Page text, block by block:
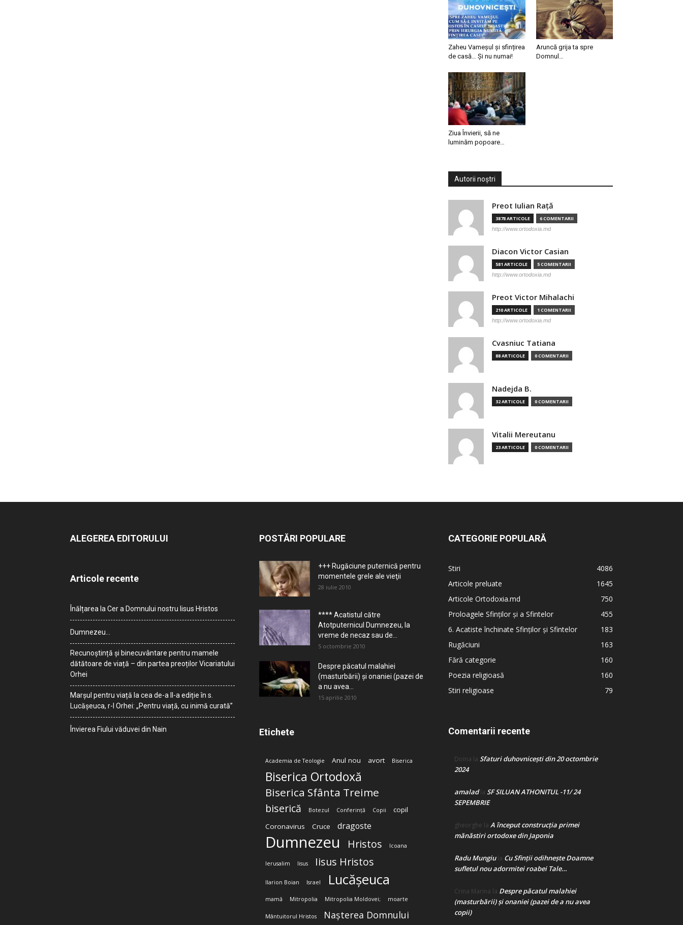
Zaheu Vameșul și sfințirea
de casă… Și nu numai!
Aruncă grija ta spre
Domnul…
Ziua Învierii, să ne
luminăm popoare…
Autorii noștri
Preot Iulian Raţă
3878 ARTICOLE 6 COMENTARII
http://www.ortodoxia.md
Diacon Victor Casian
581 ARTICOLE 5 COMENTARII
http://www.ortodoxia.md
Preot Victor Mihalachi
210 ARTICOLE 1 COMENTARII
http://www.ortodoxia.md
Cvasniuc Tatiana
88 ARTICOLE 0 COMENTARII
Nadejda B.
32 ARTICOLE 0 COMENTARII
Vitalii Mereutanu
23 ARTICOLE 0 COMENTARII
ALEGEREA EDITORULUI
Articole recente
Înălțarea la Cer a Domnului nostru Iisus Hristos
Dumnezeu…
Recunoștință și binecuvântare pentru mamele
dătătoare de viață – din partea preoților Vicariatului
Orhei
Marșul pentru viață la cea de-a II-a ediție în s.
Lucășeuca, r-l Orhei: „Pentru viață, cu inimă curată”
Învierea Fiului văduvei din Nain
POSTĂRI POPULARE
+++ Rugăciune puternică pentru
momentele grele ale vieţii
28 iulie 2010
**** Acatistul către
Atotputernicul Dumnezeu, la
vreme de necaz sau de...
5 octombrie 2010
Despre păcatul malahiei
(masturbării) şi onaniei (pazei de
a nu avea...
15 aprilie 2010
Etichete
Academia de Teologie Anul nou avort Biserica
Biserica Ortodoxă
Biserica Sfânta Treime
biserică Botezul Conferință Copii
copil
Coronavirus
Cruce dragoste
Dumnezeu Hristos Icoana
Ierusalim Iisus Iisus Hristos
Ilarion Boian Israel Lucășeuca
mamă Mitropolia Mitropolia Moldovei; moarte
Mântuitorul Hristos Nașterea Domnului
CATEGORIE POPULARĂ
Stiri
4086
Articole preluate
1645
Articole Ortodoxia.md
750
Proloagele Sfinților și a Sfintelor
455
6. Acatiste închinate Sfinților și Sfintelor
183
Rugăciuni
163
Fără categorie
160
Poezia religioasă
160
Stiri religioase
79
Comentarii recente
Doina la Sfaturi duhovnicești din 20 octombrie
2024
amaladla SF SILUAN ATHONITUL -11/ 24
SEPEMBRIE
gheorghe la A început construcţia primei
mănăstiri ortodoxe din Japonia
Radu Mungiula Cu Sfinții odihnește Doamne
sufletul nou adormitei roabei Tale…
Crina Marina la Despre păcatul malahiei
(masturbării) şi onaniei (pazei de a nu avea
copii)